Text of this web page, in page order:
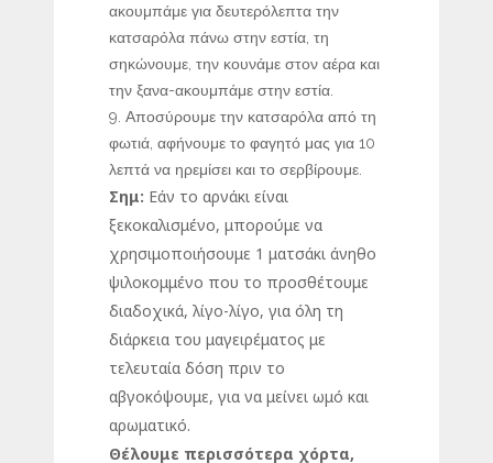
ακουμπάμε για δευτερόλεπτα την
κατσαρόλα πάνω στην εστία, τη
σηκώνουμε, την κουνάμε στον αέρα και
την ξανα-ακουμπάμε στην εστία.
Αποσύρουμε την κατσαρόλα από τη
φωτιά, αφήνουμε το φαγητό μας για 10
λεπτά να ηρεμίσει και το σερβίρουμε.
Σημ: Εάν το αρνάκι είναι
ξεκοκαλισμένο, μπορούμε να
χρησιμοποιήσουμε 1 ματσάκι άνηθο
ψιλοκομμένο που το προσθέτουμε
διαδοχικά, λίγο-λίγο, για όλη τη
διάρκεια του μαγειρέματος με
τελευταία δόση πριν το
αβγοκόψουμε, για να μείνει ωμό και
αρωματικό.
Θέλουμε περισσότερα χόρτα,